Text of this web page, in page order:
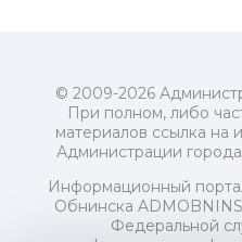
© 2009-2026
При полном, либо
материалов ссылка на
Администрации
Информационный
Обнинска
Федеральной